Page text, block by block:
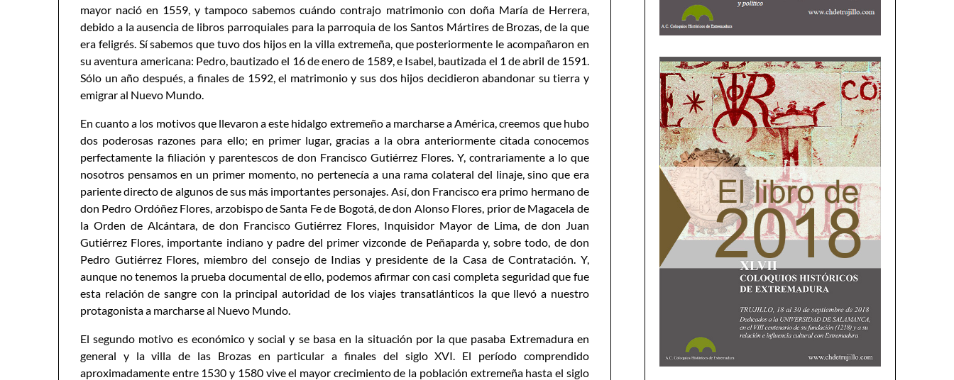
mayor nació en 1559, y tampoco sabemos cuándo contrajo matrimonio con doña María de Herrera,
debido a la ausencia de libros parroquiales para la parroquia de los Santos Mártires de Brozas, de la que
era feligrés. Sí sabemos que tuvo dos hijos en la villa extremeña, que posteriormente le acompañaron en
su aventura americana: Pedro, bautizado el 16 de enero de 1589, e Isabel, bautizada el 1 de abril de 1591.
Sólo un año después, a finales de 1592, el matrimonio y sus dos hijos decidieron abandonar su tierra y
emigrar al Nuevo Mundo.
En cuanto a los motivos que llevaron a este hidalgo extremeño a marcharse a América, creemos que hubo
dos poderosas razones para ello; en primer lugar, gracias a la obra anteriormente citada conocemos
perfectamente la filiación y parentescos de don Francisco Gutiérrez Flores. Y, contrariamente a lo que
nosotros pensamos en un primer momento, no pertenecía a una rama colateral del linaje, sino que era
pariente directo de algunos de sus más importantes personajes. Así, don Francisco era primo hermano de
don Pedro Ordóñez Flores, arzobispo de Santa Fe de Bogotá, de don Alonso Flores, prior de Magacela de
la Orden de Alcántara, de don Francisco Gutiérrez Flores, Inquisidor Mayor de Lima, de don Juan
Gutiérrez Flores, importante indiano y padre del primer vizconde de Peñaparda y, sobre todo, de don
Pedro Gutiérrez Flores, miembro del consejo de Indias y presidente de la Casa de Contratación. Y,
aunque no tenemos la prueba documental de ello, podemos afirmar con casi completa seguridad que fue
esta relación de sangre con la principal autoridad de los viajes transatlánticos la que llevó a nuestro
protagonista a marcharse al Nuevo Mundo.
El segundo motivo es económico y social y se basa en la situación por la que pasaba Extremadura en
general y la villa de las Brozas en particular a finales del siglo XVI. El período comprendido
aproximadamente entre 1530 y 1580 vive el mayor crecimiento de la población extremeña hasta el siglo